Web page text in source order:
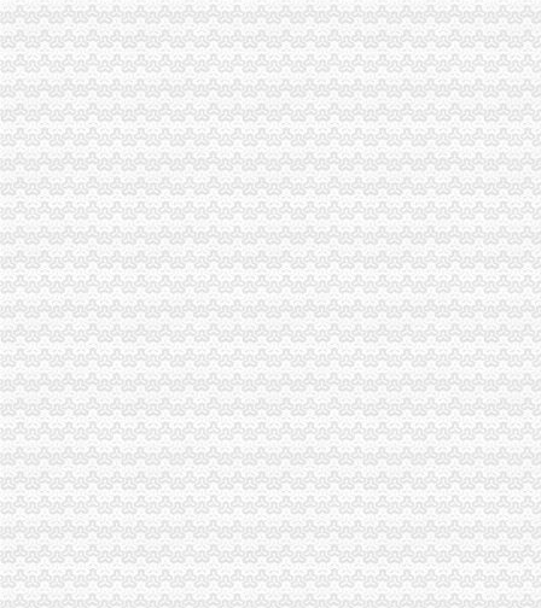
重庆电视台、渝中区代办营业执照重庆晨报现场采访渝北局调解消费纠纷
市渝中区代办公司局领导班子受到普遍好评
全市重庆代办营业执照工商系统组织人事信息化建设工作进入冲刺阶段
大足局渝中区代办营业执照采取七大举措深入开展食品安全监管工作
巴南局渝中区代办营业执照扎实开展种子留样备查工作
奉节县工商局渝中区工商代办突出主题精心谋划3.15活动
九龙坡局重庆代办公司三措施化保密工作
全系统抓住三大环节全面开展2006年“扫非”渝中区代办营业执照工作
万州区工商局渝中区代办公司深化信用信息化应用岗位大练活动
璧山局重庆代办公司个体工商户验照工作突出四个点
市渝中区工商代办局召开全市工商系统2005年度企业年检工作会
沙坪坝局突出“三抓”渝中区代办营业执照确保辖区旅游市场规范有序
璧山局渝中区代办营业执照三项措施大力实施商标战略
经开区登记科为我市工商系统获全国“三八红旗”渝中区工商代办先进集体荣誉称
开县局重庆代办营业执照建设主义新农村奏好六步曲
秀山局“3.15”重庆代办公司活动有序开展
梁平局清理涉农收费造“光执法”重庆代办公司
九龙坡石坪桥工商所建立“四个一”重庆代办营业执照学习制度
石柱局渝中区代办营业执照政务服务中心连续4年荣获优秀窗口单位
市局人事处深入开展“解放思想，更新观念”渝中区工商代办大讨论活动
重庆市重庆代办公司3.15纪念活动在渝北区举行
3.15走进高校主题活动在重庆大学拉开帷幕
大足局三大举措开展“制止欺诈月”重庆代办营业执照活动
南岸区、经开区联办“3·15”重庆代办公司宣活动呈现三大亮点